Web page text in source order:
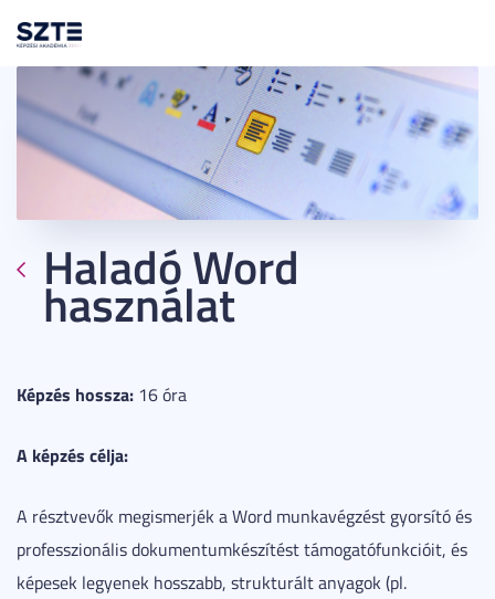
Haladó Word
használat
Képzés hossza: 16 óra
A képzés célja:
A résztvevők megismerjék a Word munkavégzést gyorsító és
professzionális dokumentumkészítést támogatófunkcióit, és
képesek legyenek hosszabb, strukturált anyagok (pl.